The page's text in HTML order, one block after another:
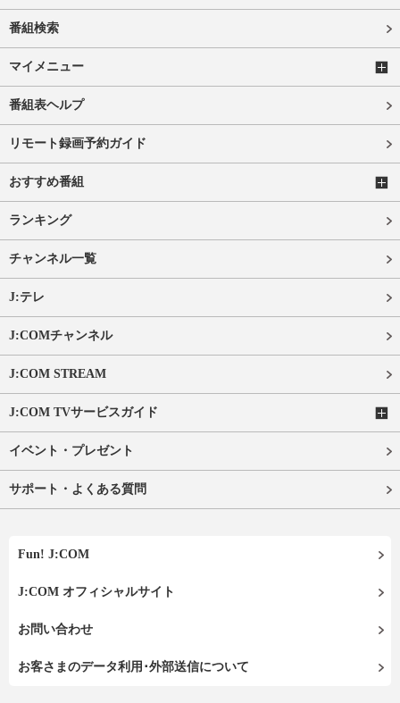
番組検索
マイメニュー
番組表ヘルプ
リモート録画予約ガイド
おすすめ番組
ランキング
チャンネル一覧
J:テレ
J:COMチャンネル
J:COM STREAM
J:COM TVサービスガイド
イベント・プレゼント
サポート・よくある質問
Fun! J:COM
J:COM オフィシャルサイト
お問い合わせ
お客さまのデータ利用･外部送信について